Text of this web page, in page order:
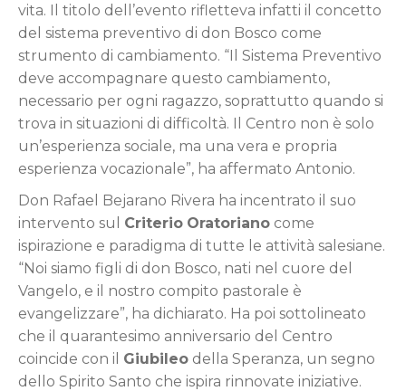
vita. Il titolo dell’evento rifletteva infatti il concetto
del sistema preventivo di don Bosco come
strumento di cambiamento. “Il Sistema Preventivo
deve accompagnare questo cambiamento,
necessario per ogni ragazzo, soprattutto quando si
trova in situazioni di difficoltà. Il Centro non è solo
un’esperienza sociale, ma una vera e propria
esperienza vocazionale”, ha affermato Antonio.
Don Rafael Bejarano Rivera ha incentrato il suo
intervento sul Criterio Oratoriano come
ispirazione e paradigma di tutte le attività salesiane.
“Noi siamo figli di don Bosco, nati nel cuore del
Vangelo, e il nostro compito pastorale è
evangelizzare”, ha dichiarato. Ha poi sottolineato
che il quarantesimo anniversario del Centro
coincide con il Giubileo della Speranza, un segno
dello Spirito Santo che ispira rinnovate iniziative.